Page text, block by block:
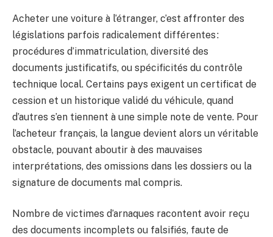
Acheter une voiture à l’étranger, c’est affronter des
législations parfois radicalement différentes :
procédures d’immatriculation, diversité des
documents justificatifs, ou spécificités du contrôle
technique local. Certains pays exigent un certificat de
cession et un historique validé du véhicule, quand
d’autres s’en tiennent à une simple note de vente. Pour
l’acheteur français, la langue devient alors un véritable
obstacle, pouvant aboutir à des mauvaises
interprétations, des omissions dans les dossiers ou la
signature de documents mal compris.
Nombre de victimes d’arnaques racontent avoir reçu
des documents incomplets ou falsifiés, faute de